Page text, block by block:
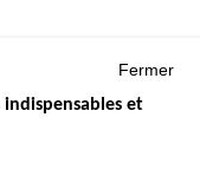
Fermer
et